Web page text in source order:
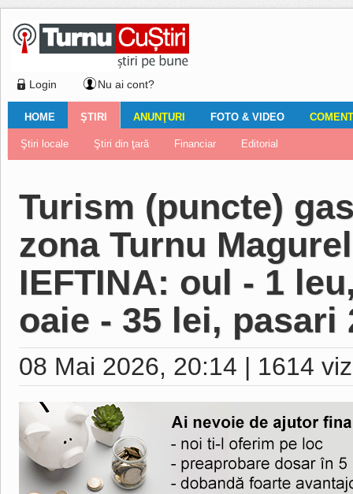
Login Nu ai cont?
HOME
Ştiri locale Turnaţi aici! Nemulţumirile localnicilor
ŞTIRI
Ştiri locale Ştiri din ţară Financiar Editorial
ANUNŢURI
Imobiliare Auto Închirieri Vânzări Locuri de muncă
FOTO & VIDEO
Galerii Foto Galerii video
Comentariul zilei
Turism (puncte)
zona Turnu
IEFTINA: oul - 1
oaie - 35 lei, pasari
08 Mai 2026, 20:14 | 1614